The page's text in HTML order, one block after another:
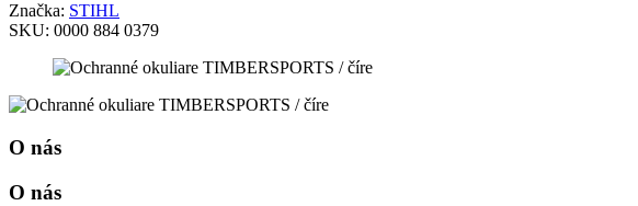
Značka: STIHL
SKU: 0000 884 0379
O nás
O nás